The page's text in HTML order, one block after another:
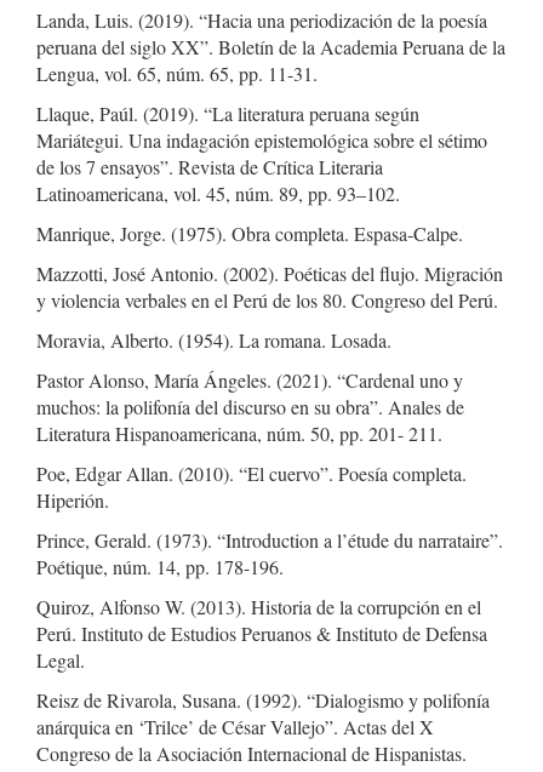
Landa, Luis. (2019). “Hacia una periodización de la poesía
peruana del siglo XX”. Boletín de la Academia Peruana de la
Lengua, vol. 65, núm. 65, pp. 11-31.
Llaque, Paúl. (2019). “La literatura peruana según
Mariátegui. Una indagación epistemológica sobre el sétimo
de los 7 ensayos”. Revista de Crítica Literaria
Latinoamericana, vol. 45, núm. 89, pp. 93–102.
Manrique, Jorge. (1975). Obra completa. Espasa-Calpe.
Mazzotti, José Antonio. (2002). Poéticas del flujo. Migración
y violencia verbales en el Perú de los 80. Congreso del Perú.
Moravia, Alberto. (1954). La romana. Losada.
Pastor Alonso, María Ángeles. (2021). “Cardenal uno y
muchos: la polifonía del discurso en su obra”. Anales de
Literatura Hispanoamericana, núm. 50, pp. 201- 211.
Poe, Edgar Allan. (2010). “El cuervo”. Poesía completa.
Hiperión.
Prince, Gerald. (1973). “Introduction a l’étude du narrataire”.
Poétique, núm. 14, pp. 178-196.
Quiroz, Alfonso W. (2013). Historia de la corrupción en el
Perú. Instituto de Estudios Peruanos & Instituto de Defensa
Legal.
Reisz de Rivarola, Susana. (1992). “Dialogismo y polifonía
anárquica en ‘Trilce’ de César Vallejo”. Actas del X
Congreso de la Asociación Internacional de Hispanistas.